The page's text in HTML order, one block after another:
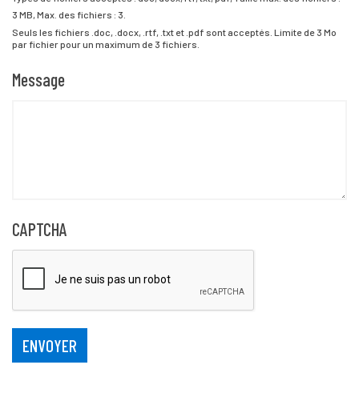
3 MB, Max. des fichiers : 3.
Seuls les fichiers .doc, .docx, .rtf, .txt et .pdf sont acceptés. Limite de 3 Mo
par fichier pour un maximum de 3 fichiers.
Message
CAPTCHA